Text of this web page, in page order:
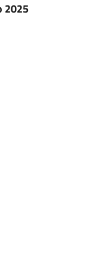
2025